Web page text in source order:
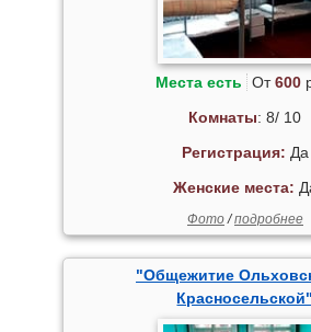
Места есть От600
Комнаты: 8/ 10
Регистрация: Да
Женские места:
Фото/подробнее
"Общежитие
Красносельской"